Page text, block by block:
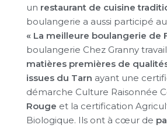
un restaurant de cuisine
boulangerie a aussi participé
« La meilleure boulangerie de
boulangerie Chez Granny
matières premières de
issues du Tarn ayant une
démarche Culture Raisonnée
Rouge et la certification
Biologique. Ils ont à cœur de